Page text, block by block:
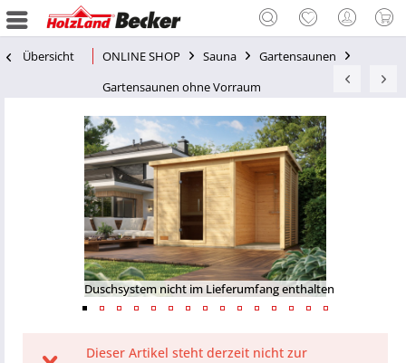
Übersicht ONLINE SHOP Sauna
Gartensaunen
Gartensaunen ohne Vorraum
Duschsystem nicht im Lieferumfang enthalten
Dieser Artikel steht derzeit nicht zur